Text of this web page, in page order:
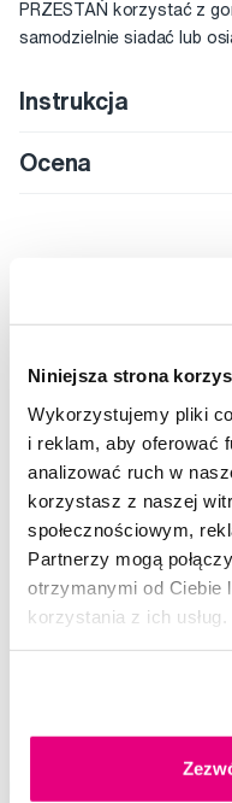
Niniejsza strona
Wykorzystujemy pliki
i reklam, aby oferować
analizować ruch w
korzystasz z naszej
społecznościowym,
Partnerzy mogą
otrzymanymi od Ciebie
korzystania z ich usług.
PRZESTAŃ korzystać z
samodzielnie siadać lub
Instrukcja
Ocena
Specjalna pomoc Frida